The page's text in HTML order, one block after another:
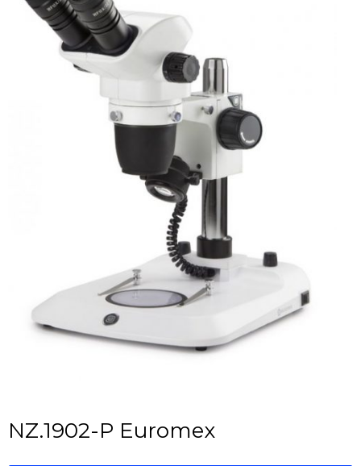
NZ.1902-P Euromex